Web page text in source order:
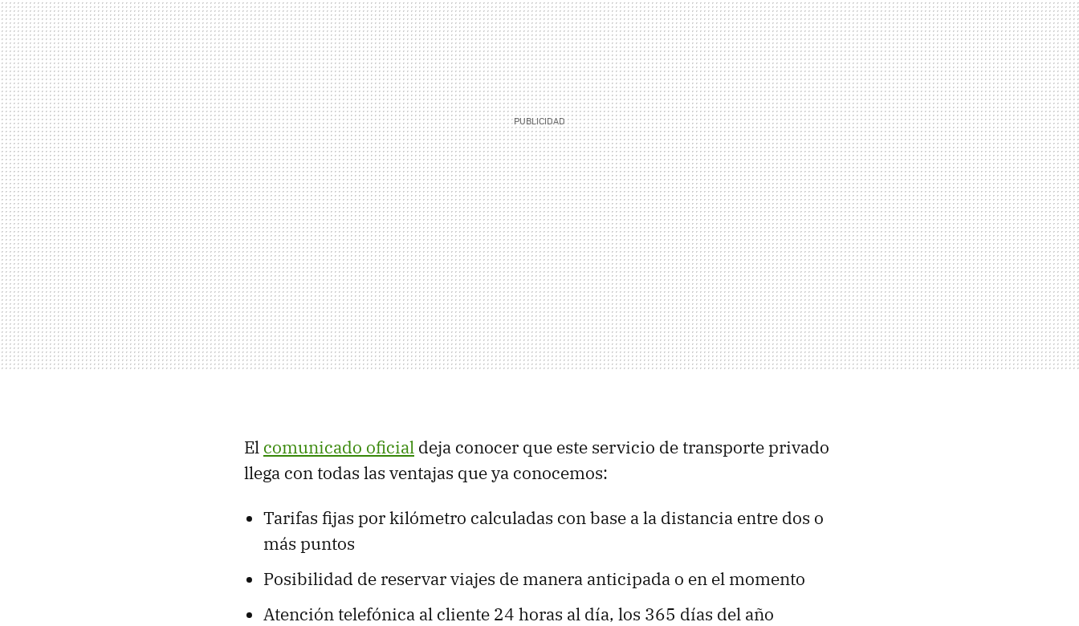
El comunicado oficial deja conocer que este servicio de transporte privado
llega con todas las ventajas que ya conocemos:
Tarifas fijas por kilómetro calculadas con base a la distancia entre dos o
más puntos
Posibilidad de reservar viajes de manera anticipada o en el momento
Atención telefónica al cliente 24 horas al día, los 365 días del año